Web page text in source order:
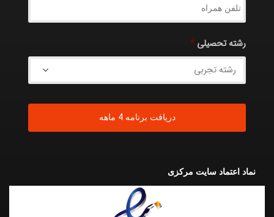
رشته تحصیلی *
نماد اعتماد سایت مرکزی